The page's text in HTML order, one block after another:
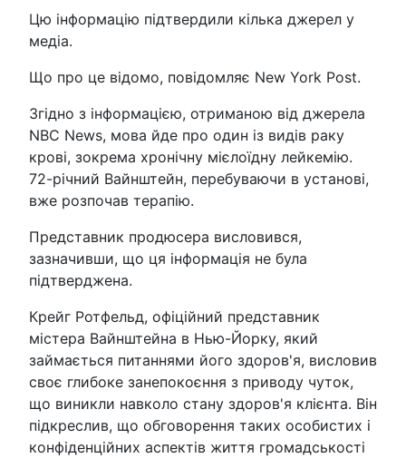
Цю інформацію підтвердили кілька джерел у
медіа.
Що про це відомо, повідомляє New York Post.
Згідно з інформацією, отриманою від джерела
NBC News, мова йде про один із видів раку
крові, зокрема хронічну мієлоїдну лейкемію.
72-річний Вайнштейн, перебуваючи в установі,
вже розпочав терапію.
Представник продюсера висловився,
зазначивши, що ця інформація не була
підтверджена.
Крейг Ротфельд, офіційний представник
містера Вайнштейна в Нью-Йорку, який
займається питаннями його здоров'я, висловив
своє глибоке занепокоєння з приводу чуток,
що виникли навколо стану здоров'я клієнта. Він
підкреслив, що обговорення таких особистих і
конфіденційних аспектів життя громадськості